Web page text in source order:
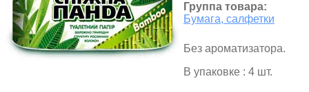
Группа товара:
Бумага, салфетки
Без ароматизатора.
В упаковке : 4 шт.